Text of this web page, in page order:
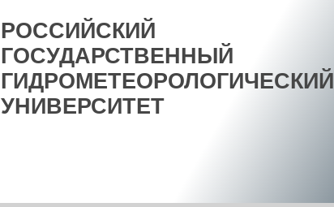
РОССИЙСКИЙ
ГОСУДАРСТВЕННЫЙ
ГИДРОМЕТЕОРОЛОГИЧЕСКИЙ
УНИВЕРСИТЕТ